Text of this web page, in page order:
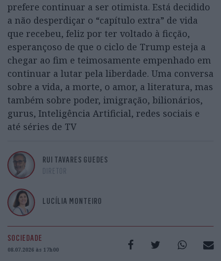
prefere continuar a ser otimista. Está decidido
a não desperdiçar o “capítulo extra” de vida
que recebeu, feliz por ter voltado à ficção,
esperançoso de que o ciclo de Trump esteja a
chegar ao fim e teimosamente empenhado em
continuar a lutar pela liberdade. Uma conversa
sobre a vida, a morte, o amor, a literatura, mas
também sobre poder, imigração, bilionários,
gurus, Inteligência Artificial, redes sociais e
até séries de TV
RUI TAVARES GUEDES
DIRETOR
LUCÍLIA MONTEIRO
SOCIEDADE
08.07.2026 às 17h00